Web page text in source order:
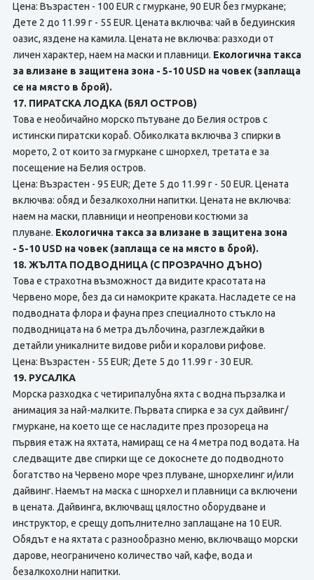
Цена: Възрастен - 100 EUR с гмуркане, 90 EUR без гмуркане;
Дете 2 до 11.99 г - 55 EUR. Цената включва: чай в бедуинския
оазис, яздене на камила. Цената не включва: разходи от
личен характер, наем на маски и плавници. Екологична такса
за влизане в защитена зона - 5-10 USD на човек (заплаща
се на място в брой).
17. ПИРАТСКА ЛОДКА (БЯЛ ОСТРОВ)
Това е необичайно морско пътуване до Белия остров с
истински пиратски кораб. Обиколката включва 3 спирки в
морето, 2 от които за гмуркане с шнорхел, третата е за
посещение на Белия остров.
Цена: Възрастен - 95 EUR; Дете 5 до 11.99 г - 50 EUR. Цената
включва: обяд и безалкохолни напитки. Цената не включва:
наем на маски, плавници и неопренови костюми за
плуване. Екологична такса за влизане в защитена зона
- 5-10 USD на човек (заплаща се на място в брой).
18. ЖЪЛТА ПОДВОДНИЦА (С ПРОЗРАЧНО ДЪНО)
Това е страхотна възможност да видите красотата на
Червено море, без да си намокрите краката. Насладете се на
подводната флора и фауна през специалното стъкло на
подводницата на 6 метра дълбочина, разглеждайки в
детайли уникалните видове риби и коралови рифове.
Цена: Възрастен - 55 EUR; Дете 5 до 11.99 г - 30 EUR.
19. РУСАЛКА
Морска разходка с четирипалубна яхта с водна пързалка и
анимация за най-малките. Първата спирка е за сух дайвинг/
гмуркане, на което ще се насладите през прозореца на
първия етаж на яхтата, намиращ се на 4 метра под водата. На
следващите две спирки ще се докоснете до подводното
богатство на Червено море чрез плуване, шнорхелинг и/или
дайвинг. Наемът на маска с шнорхел и плавници са включени
в цената. Дайвинга, включващ цялостно оборудване и
инструктор, е срещу допълнително заплащане на 10 EUR.
Обядът е на яхтата с разнообразно меню, включващо морски
дарове, неограничено количество чай, кафе, вода и
безалкохолни напитки.